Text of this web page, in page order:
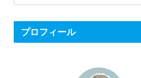
プロフィール